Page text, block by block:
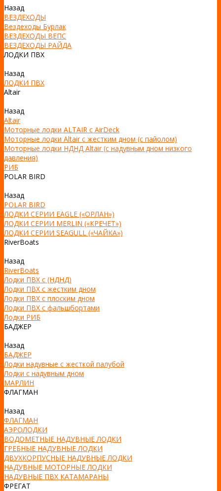
Назад
ВЕЗДЕХОДЫ
Вездеходы Бурлак
ВЕЗДЕХОДЫ ВЕПС
ВЕЗДЕХОДЫ РАЙДА
ЛОДКИ ПВХ
Назад
ЛОДКИ ПВХ
Altair
Назад
Altair
Моторные лодки ALTAIR с AirDeck
Моторные лодки Altair с жестким дном (с пайолом)
Моторные лодки НДНД Altair (с надувным дном низкого
давления)
РИБ
POLAR BIRD
Назад
POLAR BIRD
ЛОДКИ СЕРИИ EAGLE («ОРЛАН»)
ЛОДКИ СЕРИИ MERLIN («КРЕЧЕТ»)
ЛОДКИ СЕРИИ SEAGULL («ЧАЙКА»)
RiverBoats
Назад
RiverBoats
Лодки ПВХ с (НДНД)
Лодки ПВХ с жестким дном
Лодки ПВХ с плоским дном
Лодки ПВХ с фальшбортами
Лодки РИБ
БАДЖЕР
Назад
БАДЖЕР
Лодки надувные с жесткой палубой
Лодки с надувным дном
МАРЛИН
ФЛАГМАН
Назад
ФЛАГМАН
АЭРОЛОДКИ
ВОДОМЕТНЫЕ НАДУВНЫЕ ЛОДКИ
ГРЕБНЫЕ НАДУВНЫЕ ЛОДКИ
ДВУХКОРПУСНЫЕ НАДУВНЫЕ ЛОДКИ
НАДУВНЫЕ МОТОРНЫЕ ЛОДКИ
НАДУВНЫЕ ПВХ КАТАМАРАНЫ
ФРЕГАТ